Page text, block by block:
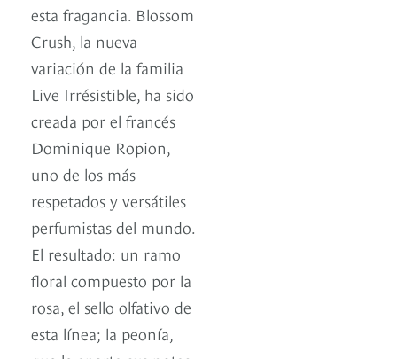
esta fragancia. Blossom
Crush, la nueva
variación de la familia
Live Irrésistible, ha sido
creada por el francés
Dominique Ropion,
uno de los más
respetados y versátiles
perfumistas del mundo.
El resultado: un ramo
floral compuesto por la
rosa, el sello olfativo de
esta línea; la peonía,